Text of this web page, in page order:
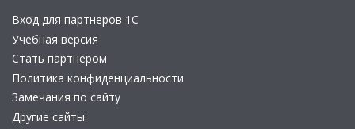
Вход для партнеров 1С
Учебная версия
Стать партнером
Политика конфиденциальности
Замечания по сайту
Другие сайты